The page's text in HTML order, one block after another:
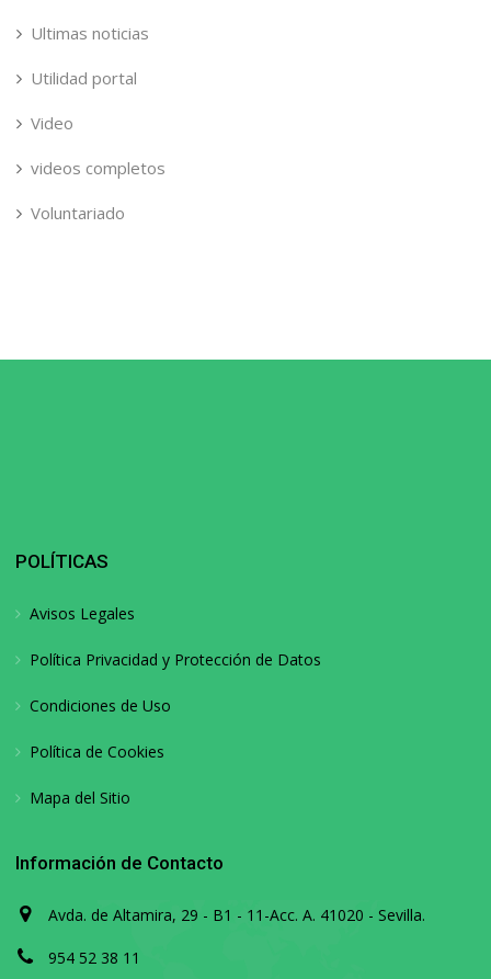
Ultimas noticias
Utilidad portal
Video
videos completos
Voluntariado
POLÍTICAS
Avisos Legales
Política Privacidad y Protección de Datos
Condiciones de Uso
Política de Cookies
Mapa del Sitio
Información de Contacto
Avda. de Altamira, 29 - B1 - 11-Acc. A. 41020 - Sevilla.
954 52 38 11